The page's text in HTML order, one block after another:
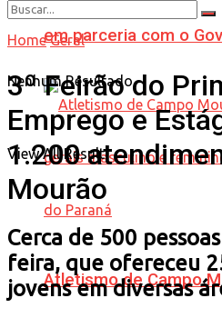
em parceria com o
Atletismo de Campo
Nenhum Resultado
View All Result
Home Geral
3º Feirão do
Emprego e
1.200
Mourão
Cerca de 500
feira, que ofereceu
jovens em diversas